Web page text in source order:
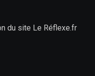
du site Le Réflexe.fr